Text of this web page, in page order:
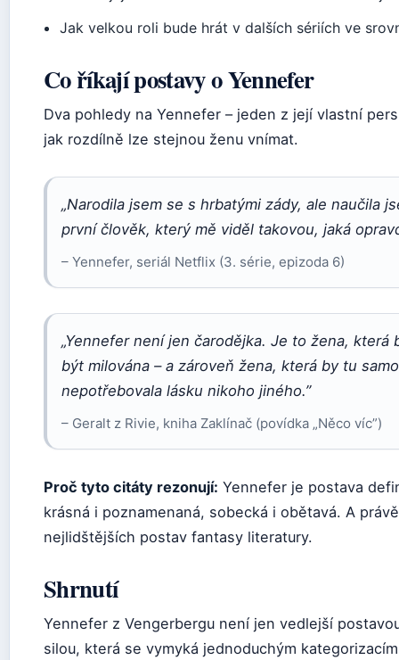
Jak velkou roli bude hrát v dalších sériích ve
Co říkají postavy o Yennefer
Dva pohledy na Yennefer – jeden z její vlastní
jak rozdílně lze stejnou ženu vnímat.
„Narodila jsem se s hrbatými zády, ale naučila
první člověk, který mě viděl takovou, jaká
– Yennefer, seriál Netflix (3. série, epizoda 6)
„Yennefer není jen čarodějka. Je to žena,
být milována – a zároveň žena, která by tu
nepotřebovala lásku nikoho jiného.”
– Geralt z Rivie, kniha Zaklínač (povídka „Něco víc”)
Proč tyto citáty rezonují: Yennefer je postava
krásná i poznamenaná, sobecká i obětavá. A
nejlidštějších postav fantasy literatury.
Shrnutí
Yennefer z Vengerbergu není jen vedlejší
silou, která se vymyká jednoduchým